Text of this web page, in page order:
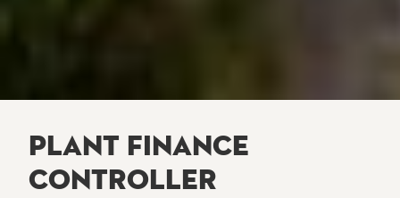
PLANT FINANCE
CONTROLLER